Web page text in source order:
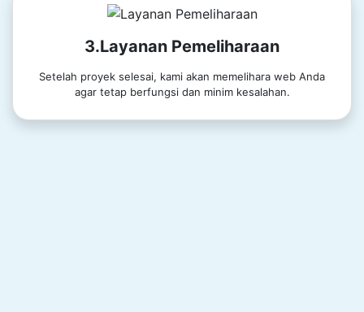
3.Layanan Pemeliharaan
Setelah proyek selesai, kami akan memelihara web Anda
agar tetap berfungsi dan minim kesalahan.